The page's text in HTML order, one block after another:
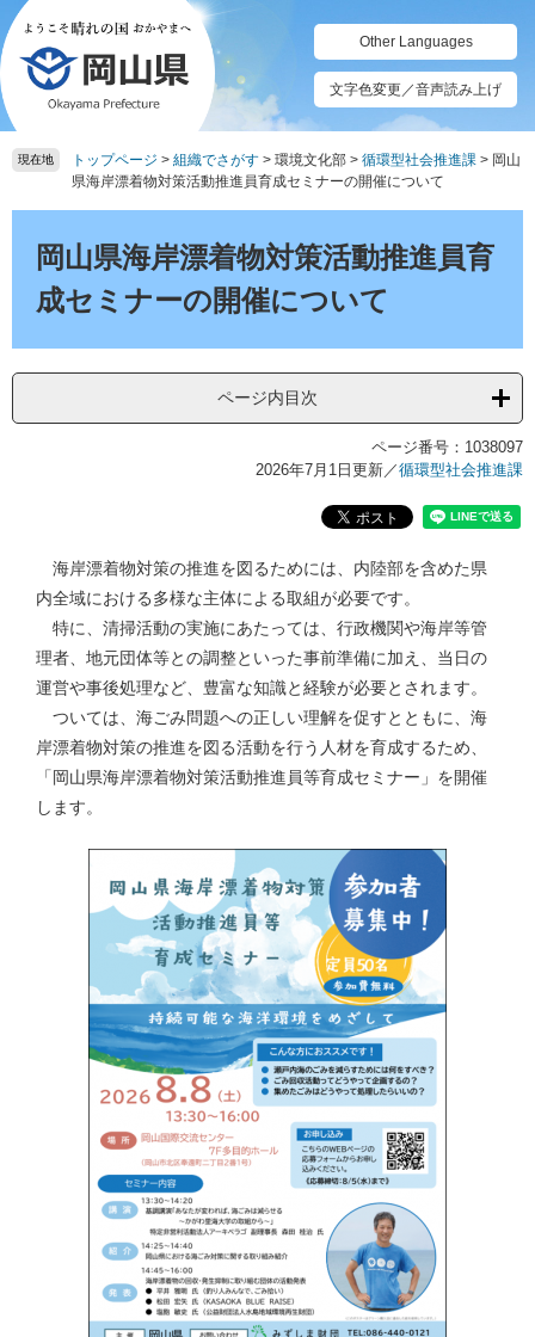
ペ
ー
ジ
の
先
頭
メ
ニ
ュ
ー
を
飛
て
Other Languages
文字色変更／音声読み上げ
現在地 トップページ > 組織でさがす > 環境文化部 > 循環型社会推進課 > 岡山
県海岸漂着物対策活動推進員育成セミナーの開催について
岡山県海岸漂着物対策活動推進員育
成セミナーの開催について
ページ内目次
ページ番号：1038097
2026年7月1日更新／循環型社会推進課
海岸漂着物対策の推進を図るためには、内陸部を含めた県
内全域における多様な主体による取組が必要です。
特に、清掃活動の実施にあたっては、行政機関や海岸等管
理者、地元団体等との調整といった事前準備に加え、当日の
運営や事後処理など、豊富な知識と経験が必要とされます。
ついては、海ごみ問題への正しい理解を促すとともに、海
岸漂着物対策の推進を図る活動を行う人材を育成するため、
「岡山県海岸漂着物対策活動推進員等育成セミナー」を開催
します。